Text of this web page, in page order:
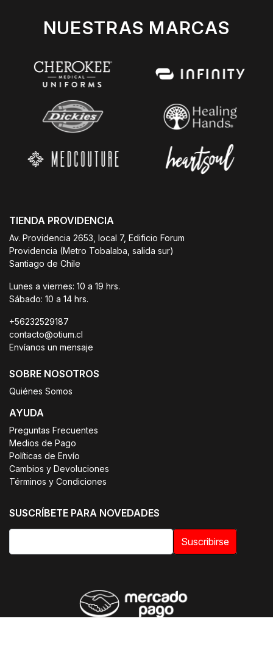
NUESTRAS MARCAS
TIENDA PROVIDENCIA
Av. Providencia 2653, local 7, Edificio Forum
Providencia (Metro Tobalaba, salida sur)
Santiago de Chile
Lunes a viernes: 10 a 19 hrs.
Sábado: 10 a 14 hrs.
+56232529187
contacto@otium.cl
Envíanos un mensaje
SOBRE NOSOTROS
Quiénes Somos
AYUDA
Preguntas Frecuentes
Medios de Pago
Políticas de Envío
Cambios y Devoluciones
Términos y Condiciones
SUSCRÍBETE PARA NOVEDADES
Suscribirse